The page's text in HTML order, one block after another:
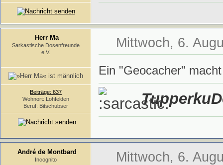
Herr Ma
Sarkastische Dosenfreunde
e.V.
Beiträge: 637
Wohnort: Lohfelden
Beruf: Bitschubser
Mittwoch, 6.
Ein "Geocacher"
André de Montbard
Incognito Mittwoch, 6.